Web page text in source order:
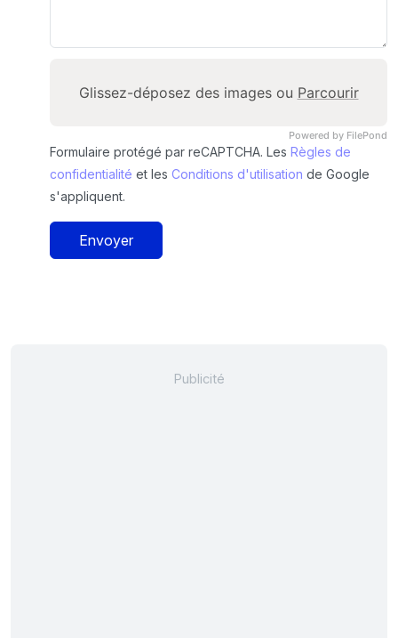
Powered by FilePond
Glissez-déposez des images ou Parcourir
Formulaire protégé par reCAPTCHA. Les Règles de
confidentialité et les Conditions d'utilisation de Google
s'appliquent.
Envoyer